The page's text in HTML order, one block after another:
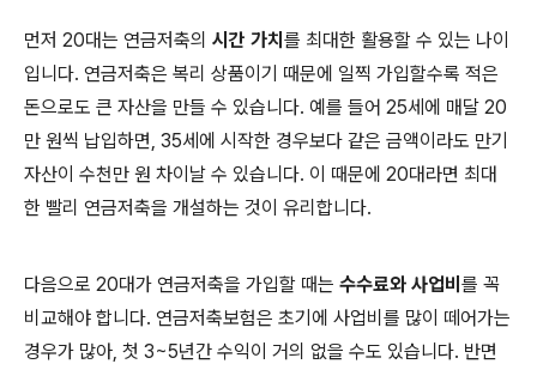
먼저 20대는 연금저축의 시간 가치 를 최대한 활용할 수 있는 나이
입니다. 연금저축은 복리 상품이기 때문에 일찍 가입할수록 적은
돈으로도 큰 자산을 만들 수 있습니다. 예를 들어 25세에 매달 20
만 원씩 납입하면, 35세에 시작한 경우보다 같은 금액이라도 만기
자산이 수천만 원 차이날 수 있습니다. 이 때문에 20대라면 최대
한 빨리 연금저축을 개설하는 것이 유리합니다.
다음으로 20대가 연금저축을 가입할 때는 수수료와 사업비 를 꼭
비교해야 합니다. 연금저축보험은 초기에 사업비를 많이 떼어가는
경우가 많아, 첫 3~5년간 수익이 거의 없을 수도 있습니다. 반면